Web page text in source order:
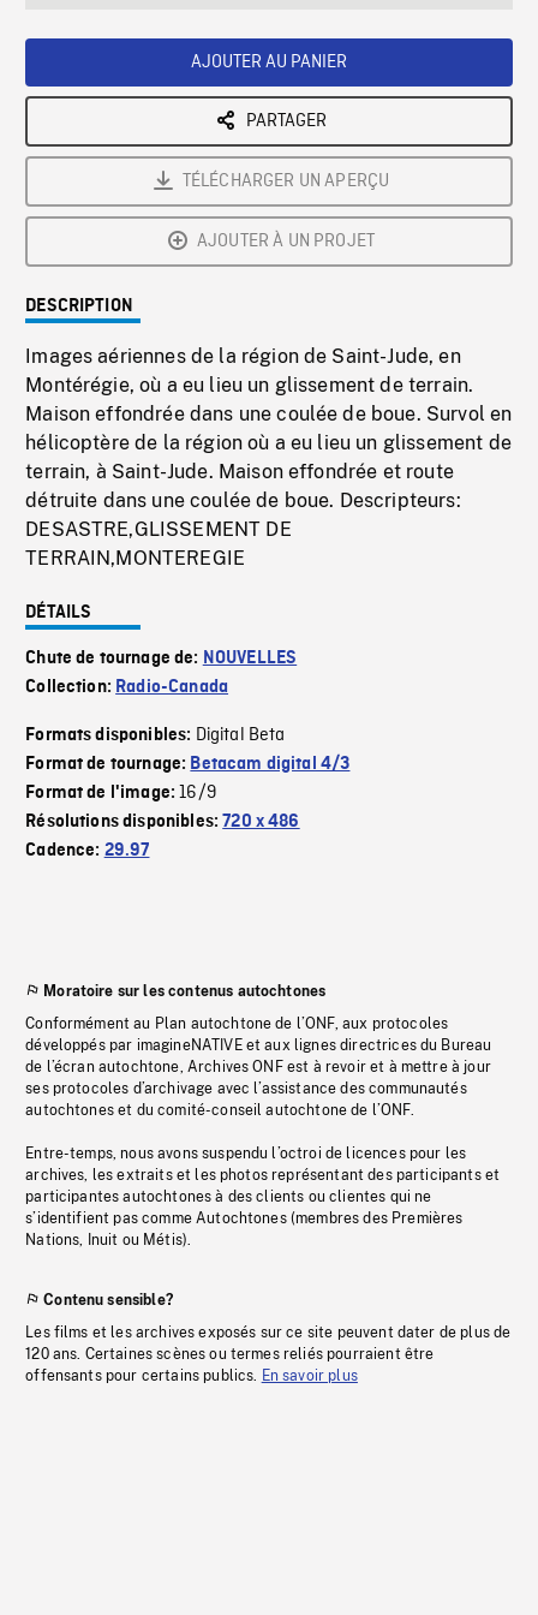
AJOUTER AU PANIER
PARTAGER
TÉLÉCHARGER UN APERÇU
AJOUTER À UN PROJET
DESCRIPTION
Images aériennes de la région de Saint-Jude, en
Montérégie, où a eu lieu un glissement de terrain.
Maison effondrée dans une coulée de boue. Survol en
hélicoptère de la région où a eu lieu un glissement de
terrain, à Saint-Jude. Maison effondrée et route
détruite dans une coulée de boue. Descripteurs:
DESASTRE,GLISSEMENT DE
TERRAIN,MONTEREGIE
DÉTAILS
Chute de tournage de: NOUVELLES
Collection: Radio-Canada
Formats disponibles: Digital Beta
Format de tournage: Betacam digital 4/3
Format de l'image:16/9
Résolutions disponibles:720 x 486
Cadence: 29.97
Moratoire sur les contenus autochtones
Conformément au Plan autochtone de l’ONF, aux protocoles
développés par imagineNATIVE et aux lignes directrices du Bureau
de l’écran autochtone, Archives ONF est à revoir et à mettre à jour
ses protocoles d’archivage avec l’assistance des communautés
autochtones et du comité-conseil autochtone de l’ONF.
Entre-temps, nous avons suspendu l’octroi de licences pour les
archives, les extraits et les photos représentant des participants et
participantes autochtones à des clients ou clientes qui ne
s’identifient pas comme Autochtones (membres des Premières
Nations, Inuit ou Métis).
Contenu sensible?
Les films et les archives exposés sur ce site peuvent dater de plus de
120 ans. Certaines scènes ou termes reliés pourraient être
offensants pour certains publics. En savoir plus